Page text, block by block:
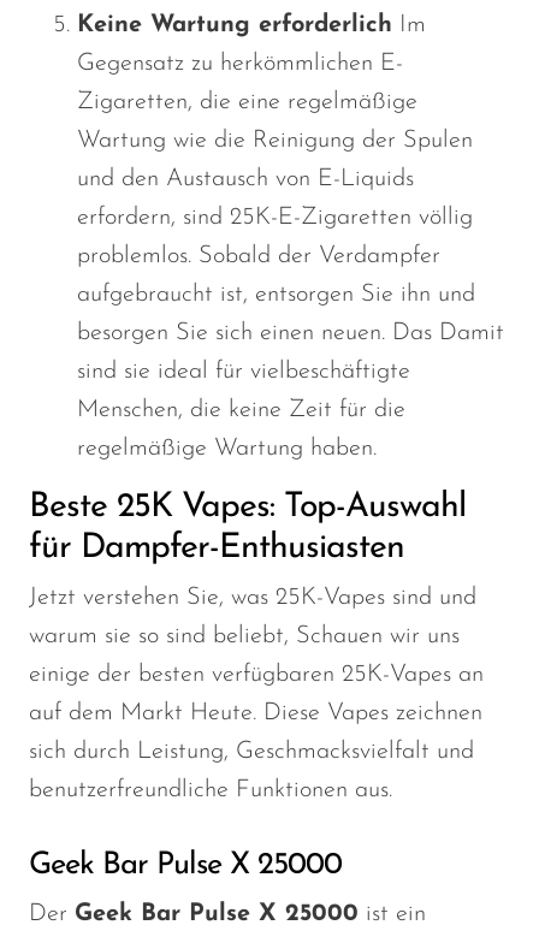
Keine Wartung erforderlich Im
Gegensatz zu herkömmlichen E-
Zigaretten, die eine regelmäßige
Wartung wie die Reinigung der Spulen
und den Austausch von E-Liquids
erfordern, sind 25K-E-Zigaretten völlig
problemlos. Sobald der Verdampfer
aufgebraucht ist, entsorgen Sie ihn und
besorgen Sie sich einen neuen. Das Damit
sind sie ideal für vielbeschäftigte
Menschen, die keine Zeit für die
regelmäßige Wartung haben.
Beste 25K Vapes: Top-Auswahl
für Dampfer-Enthusiasten
Jetzt verstehen Sie, was 25K-Vapes sind und
warum sie so sind beliebt, Schauen wir uns
einige der besten verfügbaren 25K-Vapes an
auf dem Markt Heute. Diese Vapes zeichnen
sich durch Leistung, Geschmacksvielfalt und
benutzerfreundliche Funktionen aus.
Geek Bar Pulse X 25000
Der Geek Bar Pulse X 25000 ist ein